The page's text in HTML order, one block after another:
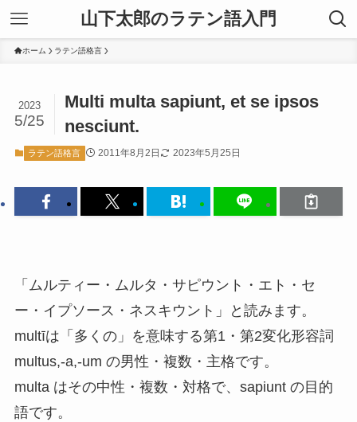
山下太郎のラテン語入門
ホーム ラテン語格言
Multi multa sapiunt, et se ipsos
nesciunt.
2023
5/25
ラテン語格言 2011年8月2日 2023年5月25日
「ムルティー・ムルタ・サピウント・エト・セ
ー・イプソース・ネスキウント」と読みます。
multīは「多くの」を意味する第1・第2変化形容詞
multus,-a,-um の男性・複数・主格です。
multa はその中性・複数・対格で、sapiunt の目的
語です。